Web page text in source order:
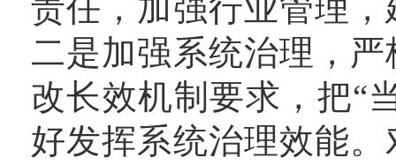
责任，加强行业管理
二是加强系统治理，
改长效机制要求，把“
好发挥系统治理效能